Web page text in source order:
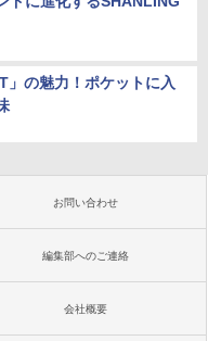
」の魅力！ポケットに入
お問い合わせ
編集部へのご連絡
会社概要